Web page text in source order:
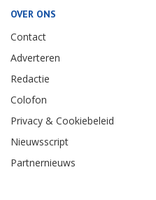
OVER ONS
Contact
Adverteren
Redactie
Colofon
Privacy & Cookiebeleid
Nieuwsscript
Partnernieuws